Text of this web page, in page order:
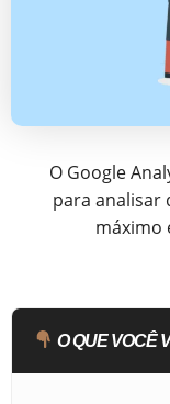
O Google
para analisar
máximo
O QUE VOCÊ